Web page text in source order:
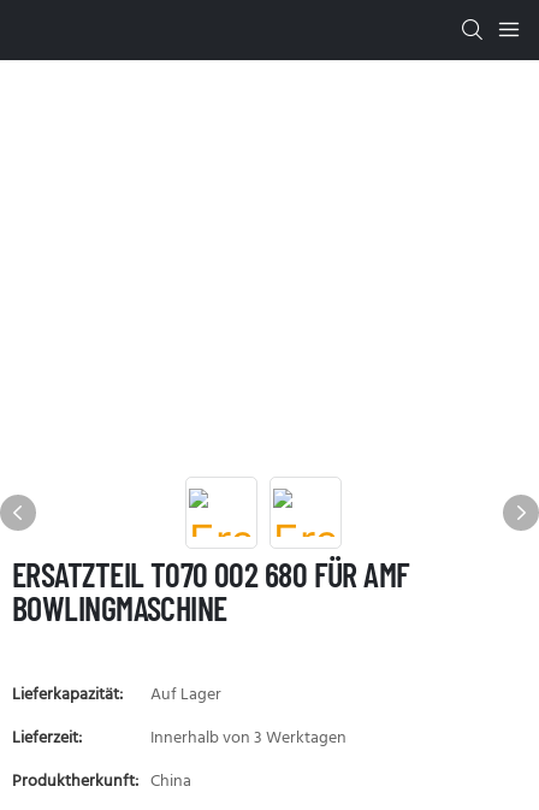
ERSATZTEIL T070 002 680 FÜR AMF
BOWLINGMASCHINE
Lieferkapazität:
Auf Lager
Lieferzeit:
Innerhalb von 3 Werktagen
Produktherkunft: China